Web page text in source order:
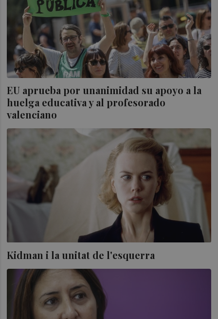
EU aprueba por unanimidad su apoyo a la
huelga educativa y al profesorado
valenciano
Kidman i la unitat de l'esquerra